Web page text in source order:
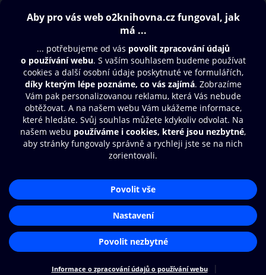
Obsah ke stažení
Moje O2 Knihovna
Další zábava
© O2 Czech Republic a.s.
Zásady zpracování osobních údajů
Nastavení cookies
Aplikace O2 Knihovna
Čti a poslouchej své e-knihy a
audioknihy rychleji a pohodlněji.